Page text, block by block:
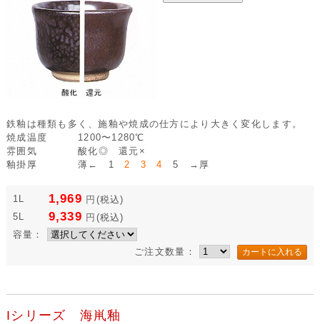
鉄釉は種類も多く、施釉や焼成の仕方により大きく変化します。
焼成温度
1200〜1280℃
雰囲気
酸化◎ 還元×
釉掛厚
薄← 12 3 4 5 →厚
1L 1,969 円 (税込)
5L
9,339 円 (税込)
容量：
ご注文数量：
Iシリーズ 海鼡釉